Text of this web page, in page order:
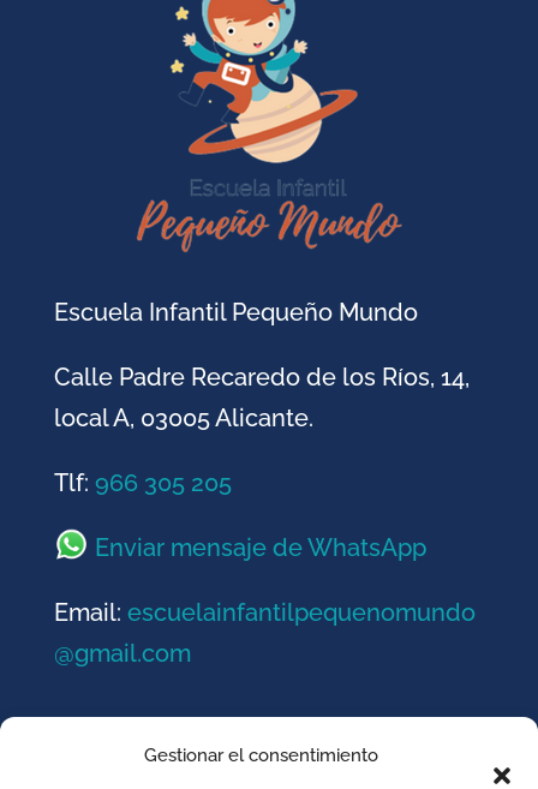
Gestionar el consentimiento
Escuela Infantil Pequeño Mundo
Calle Padre Recaredo de los Ríos, 14,
local A, 03005 Alicante.
Tlf: 966 305 205
Enviar mensaje de WhatsApp
Email: escuelainfantilpequenomundo
@gmail.com